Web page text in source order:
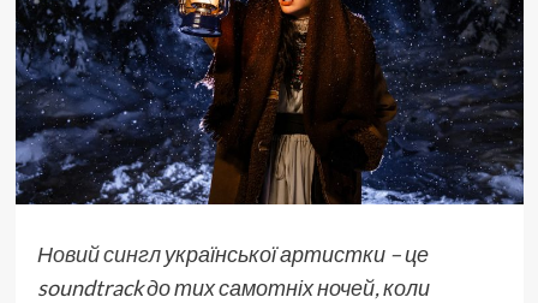
Новий синглукраїнської артистки – це
soundtrack до тих самотніх ночей, коли